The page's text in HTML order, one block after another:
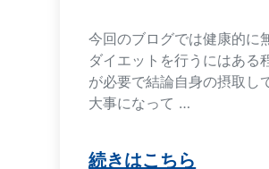
今回のブログでは健康的に
ダイエットを行うにはある
が必要で結論自身の摂取し
大事になって …
続きはこちら